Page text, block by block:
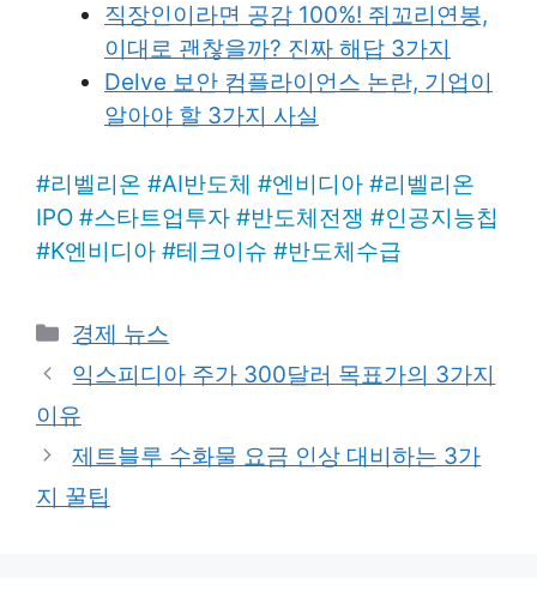
직장인이라면 공감 100%! 쥐꼬리연봉,
이대로 괜찮을까? 진짜 해답 3가지
Delve 보안 컴플라이언스 논란, 기업이
알아야 할 3가지 사실
#리벨리온 #AI반도체 #엔비디아 #리벨리온
IPO #스타트업투자 #반도체전쟁 #인공지능칩
#K엔비디아 #테크이슈 #반도체수급
Categories
경제 뉴스
익스피디아 주가 300달러 목표가의 3가지
이유
제트블루 수화물 요금 인상 대비하는 3가
지 꿀팁